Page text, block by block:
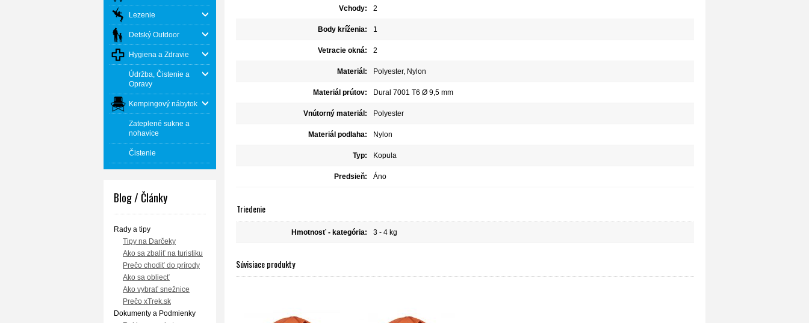
Lezenie
Detský Outdoor
Hygiena a Zdravie
Údržba, Čistenie a
Opravy
Kempingový nábytok
Zateplené sukne a
nohavice
Čistenie
Blog / Články
Rady a tipy
Tipy na Darčeky
Ako sa zbaliť na turistiku
Prečo chodiť do prírody
Ako sa obliecť
Ako vybrať snežnice
Prečo xTrek.sk
Dokumenty a Podmienky
Vchody: 2
Body kríženia: 1
Vetracie okná: 2
Materiál: Polyester, Nylon
Materiál prútov: Dural 7001 T6 Ø 9,5 mm
Vnútorný materiál: Polyester
Materiál podlaha: Nylon
Typ: Kopula
Predsieň: Áno
Triedenie
Hmotnosť - kategória: 3 - 4 kg
Súvisiace produkty